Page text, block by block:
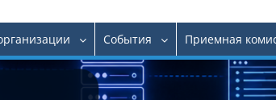
События Приемная